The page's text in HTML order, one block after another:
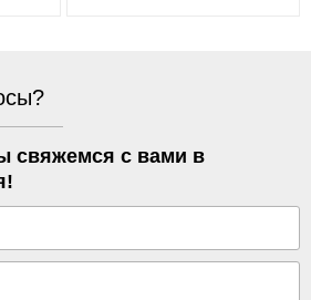
свяжемся с вами в